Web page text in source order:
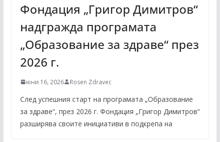
Фондация „Григор Димитров“
надгражда програмата
„Образование за здраве“ през
2026 г.
юни 16, 2026 Rosen Zdravec
След успешния старт на програмата „Образование
за здраве“, през 2026 г. Фондация „Григор Димитров“
разширява своите инициативи в подкрепа на